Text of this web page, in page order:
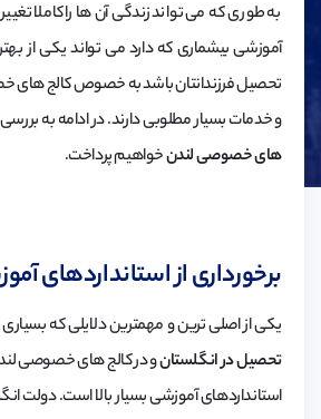
به طوری که می تواند زندگی آن ها را کاملا
آموزشی بیشماری که دارد می تواند یکی از
تحصیل فرزندانتان باشد به خصوص کالج های
و خدمات بسیار مطلوبی دارند. در ادامه به بررسی
های خصوصی لندنخواهیم پرداخت.
برخورداری از استانداردهای
یکی از اصلی ترین و مهمترین دلایلی که بسیاری
تحصیل در انگلستانو در کالج های خصوصی
استانداردهای آموزشی بسیار بالا است. دولت